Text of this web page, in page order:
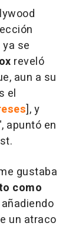
se
reveló
aun a su
el
], y
apuntó en
gustaba
como
un atraco